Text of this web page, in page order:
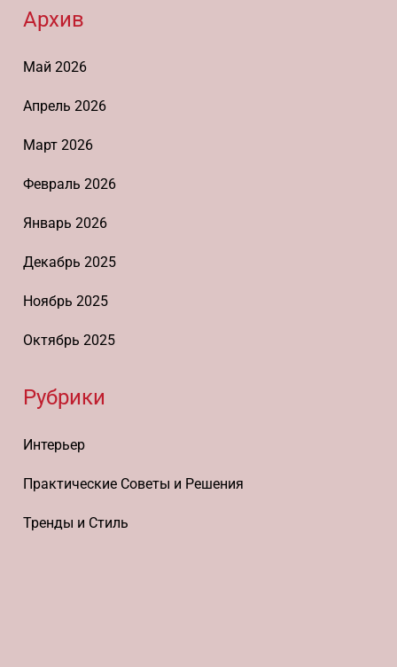
Архив
Май 2026
Апрель 2026
Март 2026
Февраль 2026
Январь 2026
Декабрь 2025
Ноябрь 2025
Октябрь 2025
Рубрики
Интерьер
Практические Советы и Решения
Тренды и Стиль